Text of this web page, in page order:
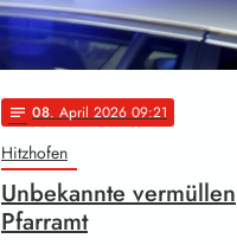
notes 08. April 2026 09:21
Hitzhofen
Unbekannte vermüllen
Pfarramt